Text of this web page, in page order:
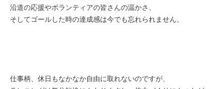
沿道の応援やボランティアの皆さんの温かさ、
そしてゴールした時の達成感は今でも忘れられません。
仕事柄、休日もなかなか自由に取れないのですが、